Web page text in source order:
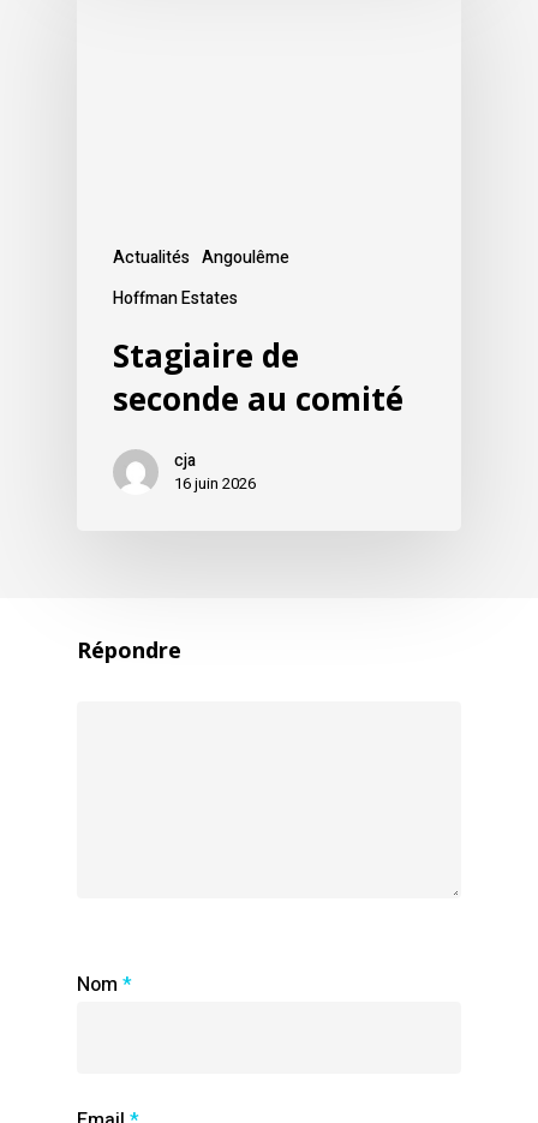
Actualités Angoulême
Hoffman Estates
Stagiaire de
seconde au comité
cja
16 juin 2026
Répondre
Nom *